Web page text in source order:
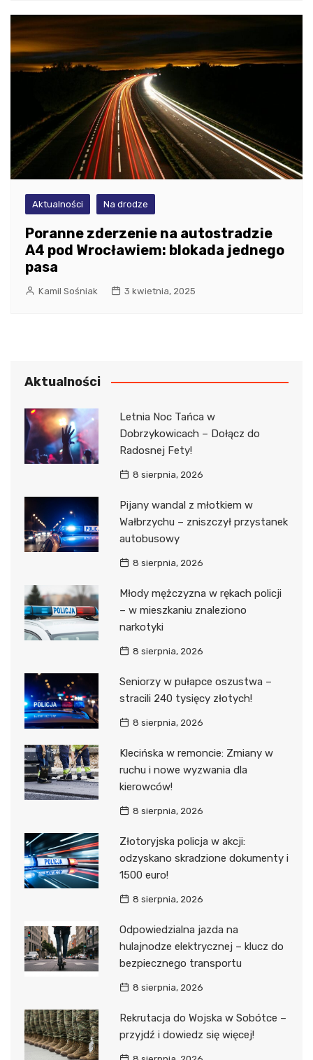
Aktualności Na drodze
Poranne zderzenie na autostradzie
A4 pod Wrocławiem: blokada jednego
pasa
Kamil Sośniak 3 kwietnia, 2025
Aktualności
Letnia Noc Tańca w
Dobrzykowicach – Dołącz do
Radosnej Fety!
8 sierpnia, 2026
Pijany wandal z młotkiem w
Wałbrzychu – zniszczył przystanek
autobusowy
8 sierpnia, 2026
Młody mężczyzna w rękach policji
– w mieszkaniu znaleziono
narkotyki
8 sierpnia, 2026
Seniorzy w pułapce oszustwa –
stracili 240 tysięcy złotych!
8 sierpnia, 2026
Klecińska w remoncie: Zmiany w
ruchu i nowe wyzwania dla
kierowców!
8 sierpnia, 2026
Złotoryjska policja w akcji:
odzyskano skradzione dokumenty i
1500 euro!
8 sierpnia, 2026
Odpowiedzialna jazda na
hulajnodze elektrycznej – klucz do
bezpiecznego transportu
8 sierpnia, 2026
Rekrutacja do Wojska w Sobótce –
przyjdź i dowiedz się więcej!